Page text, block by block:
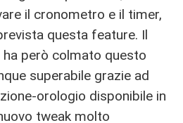
il cronometro e il timer,
questa feature. Il
però colmato questo
superabile grazie ad
orologio disponibile in
tweak molto